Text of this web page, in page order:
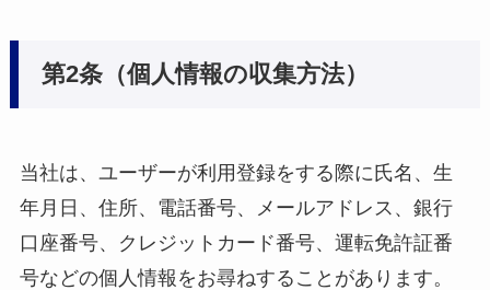
第2条（個人情報の収集方法）
当社は、ユーザーが利用登録をする際に氏名、生
年月日、住所、電話番号、メールアドレス、銀行
口座番号、クレジットカード番号、運転免許証番
号などの個人情報をお尋ねすることがあります。